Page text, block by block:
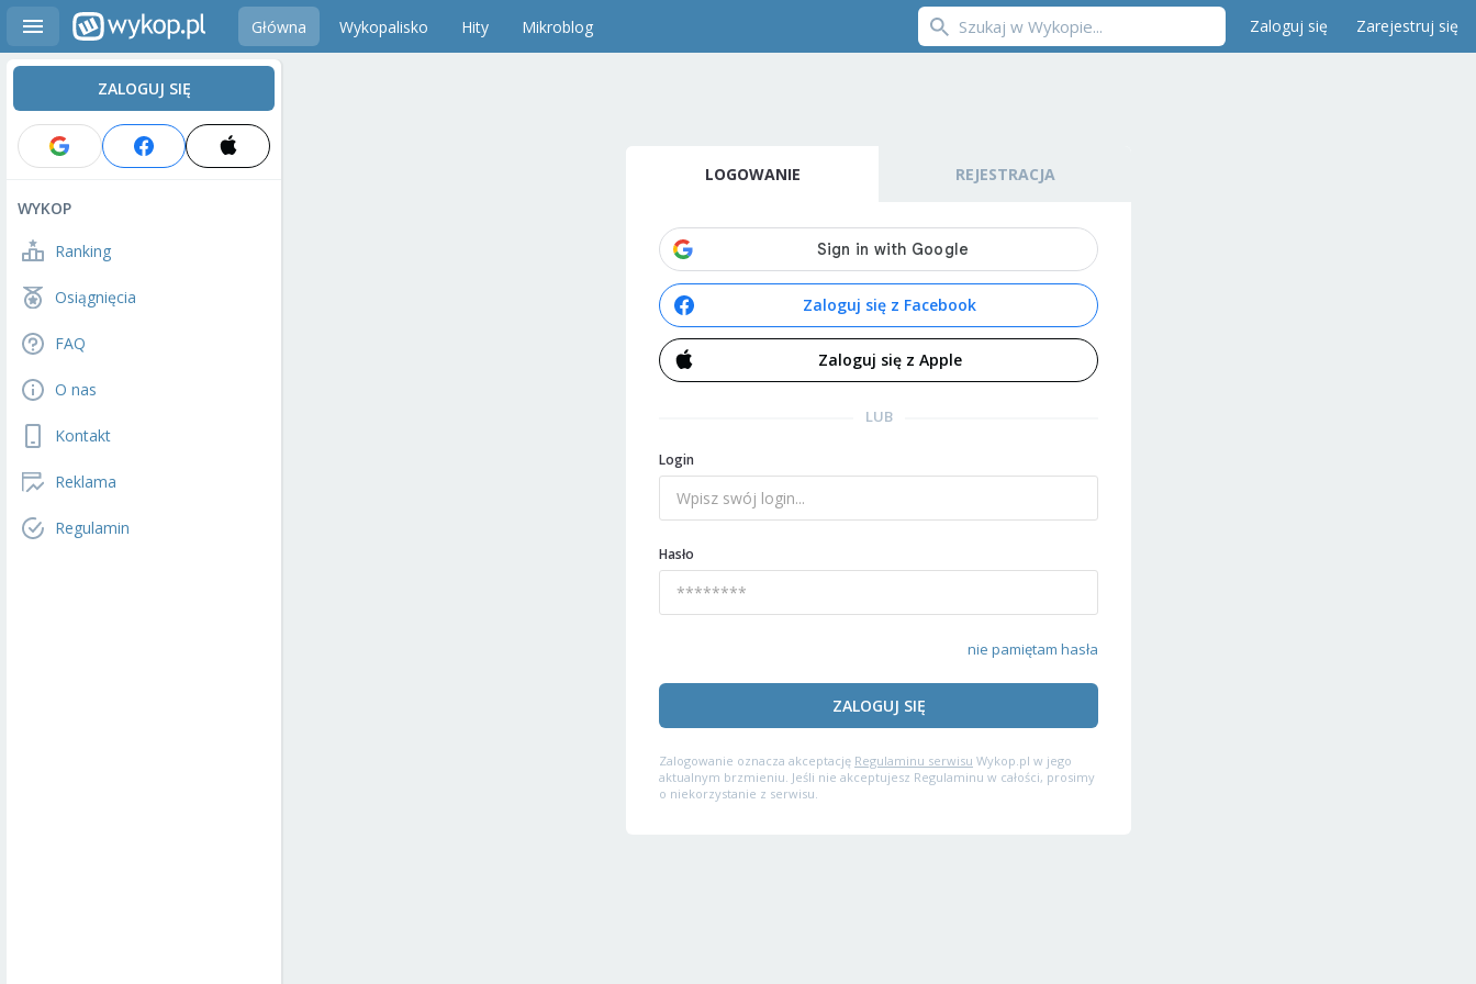
Główna Wykopalisko Hity Mikroblog Zaloguj się Zarejestruj się
ZALOGUJ SIĘ
WYKOP
Ranking
Osiągnięcia
FAQ
O nas
Kontakt
Reklama
Regulamin
LOGOWANIE REJESTRACJA
Zaloguj się z Facebook
Zaloguj się z Apple
LUB
Login
Hasło
nie pamiętam hasła
ZALOGUJ SIĘ
Zalogowanie oznacza akceptację Regulaminu serwisu Wykop.pl w jego
aktualnym brzmieniu. Jeśli nie akceptujesz Regulaminu w całości, prosimy
o niekorzystanie z serwisu.